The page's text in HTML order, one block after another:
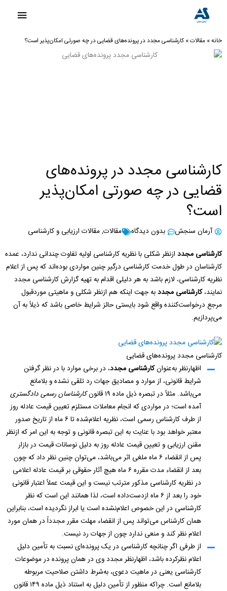
خانه» مقالات» کارشناسی مجدد در پرونده‌های قضایی در چه صورتی امکان‌پذیر است؟
کارشناسی مجدد در پرونده‌های
قضایی در چه صورتی امکان‌پذیر
است؟
آرمان سنجش بدون دیدگاه مقالات,مقالات ارزیابی و کارشناسی
کارشناسی مجدد ازنظر شکلی با نظریه کارشناسی اولیه تفاوت چندانی ندارد، عمده
کارشناسان در طول خدمت کارشناسی درگیر چنین مواردی بوده‌اند که پس از اعلام
نظریه کارشناسی، لازم باشد به هر دلیلی اقدام به تهیه گزارش کارشناسی مجدد
نمایند،کارشناسی مجددبه جهت اینکه هم ازنظر شکلی و ماهیتی موردقبول
مرجع درخواست‌کننده واقع شود بایستی حائز شرایط خاصی باشد که ذیلاً به آن
می‌پردازیم.
کارشناسی مجدد پرونده‌های قضایی
اظهارنظر به‌عنوانکارشناسی مجدد، در برخی موارد با در نظر گرفتن
شرایط قانونی، از موارد و مصادیق جهات رد تلقی نشده و بلامانع
می‌باشد. مثلاً در تبصره ذیل ماده ۱۹ قانون
کارشناسان رسمی دادگستری
آمده است؛ در مواردی که انجام معاملات مستلزم تعیین قیمت عادله روز
از طرف کارشناس رسمی است، نظریه اعلام‌شده تا ۶ ماه از تاریخ صدور
معتبر خواهد بود با عنایت به این تبصره قانونی و توجه به این امر که ازنظر
مقنن ارزیابی و تعیین قیمت عادله روز به دلیل نوسانات قیمت در بازار
پس از انقضاء ۶ ماه ملغی اثر می‌باشد، می‌توان چنین نظر داد که چون
بعد از انقضاء مدت مقرره ۶ ماه هیچ آثار حقوقی بر قیمت عادله اعلامی
در نظریه کارشناسی مذکور مترتب نیست و این قیمت عملاً اعتبار قانونی
خود را بعد از ۶ ماه ازدست‌داده است، لذا همانند این است که نظر
کارشناسی در این خصوص اعلام‌نشده است یا ابراز نگردیده است، بنابراین
همان کارشناس می‌تواند پس از انقضاء مهلت مقرر مجدداً در همان مورد
اعلام نظر کند و منعی ندارد چون از جهات رد نیست.
از طرفی اگر چنانچه کارشناسی در یک پرونده‌ای نسبت به تأمین دلیل
اعلام نظرکرده باشد، اظهارنظر مجدد وی در همان پرونده در موضوعات
کارشناسی یعنی در ماهیت دعوی، به‌شرط داشتن صلاحیت مربوطه
بلامانع است. چراکه منظور از تأمین دلیل به استناد ذیل ماده ۱۴۹ قانون